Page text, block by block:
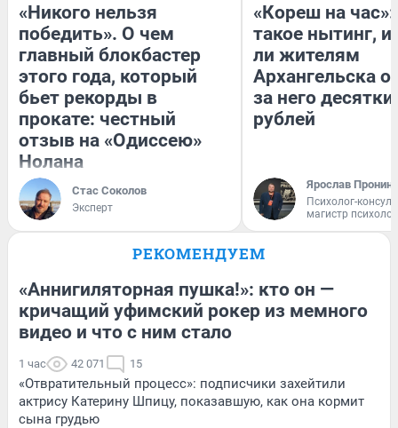
«Никого нельзя
победить». О чем
главный блокбастер
этого года, который
бьет рекорды в
прокате: честный
отзыв на «Одиссею»
Нолана
Стас Соколов
Эксперт
«Кореш на
такое нытинг, и
ли жителям
Архангельска
за него
рублей
Ярослав Пронин
Психолог-
магистр
РЕКОМЕНДУЕМ
«Аннигиляторная пушка!»: кто он —
кричащий уфимский рокер из мемного
видео и что с ним стало
1 час 42 071 15
«Отвратительный процесс»: подписчики захейтили
актрису Катерину Шпицу, показавшую, как она кормит
сына грудью